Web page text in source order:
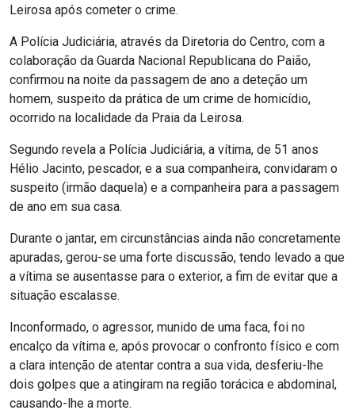
Leirosa após cometer o crime.
A Polícia Judiciária, através da Diretoria do Centro, com a
colaboração da Guarda Nacional Republicana do Paião,
confirmou na noite da passagem de ano a deteção um
homem, suspeito da prática de um crime de homicídio,
ocorrido na localidade da Praia da Leirosa.
Segundo revela a Polícia Judiciária, a vítima, de 51 anos
Hélio Jacinto, pescador, e a sua companheira, convidaram o
suspeito (irmão daquela) e a companheira para a passagem
de ano em sua casa.
Durante o jantar, em circunstâncias ainda não concretamente
apuradas, gerou-se uma forte discussão, tendo levado a que
a vítima se ausentasse para o exterior, a fim de evitar que a
situação escalasse.
Inconformado, o agressor, munido de uma faca, foi no
encalço da vítima e, após provocar o confronto físico e com
a clara intenção de atentar contra a sua vida, desferiu-lhe
dois golpes que a atingiram na região torácica e abdominal,
causando-lhe a morte.